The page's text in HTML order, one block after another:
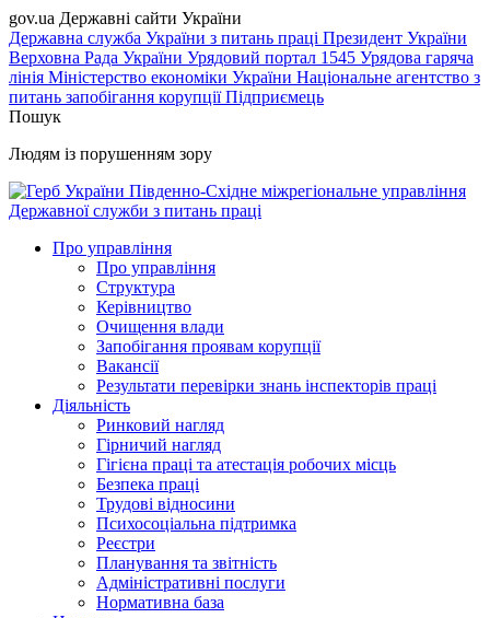
gov.ua Державні сайти України
Державна служба України з питань праці Президент України
Верховна Рада України Урядовий портал 1545 Урядова гаряча
лінія Міністерство економіки України Національне агентство з
питань запобігання корупціїПідприємець
Пошук
Людям із порушенням зору
Південно-Східне міжрегіональне управління
Державної служби з питань праці
Про управління
Про управління
Структура
Керівництво
Очищення влади
Запобігання проявам корупції
Вакансії
Результати перевірки знань інспекторів праці
Діяльність
Ринковий нагляд
Гірничий нагляд
Гігієна праці та атестація робочих місць
Безпека праці
Трудові відносини
Психосоціальна підтримка
Реєстри
Планування та звітність
Адміністративні послуги
Нормативна база